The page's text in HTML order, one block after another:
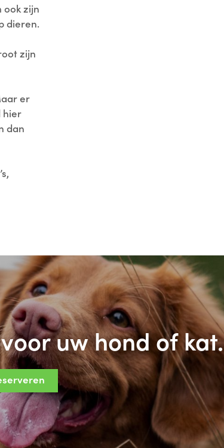
ook zijn
dieren.
zijn
er
hier
dan
uw hond of kat.